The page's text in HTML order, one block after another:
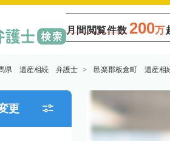
月間閲覧件数 200万
県 遺産相続 弁護士 邑楽郡板倉町 遺産
更